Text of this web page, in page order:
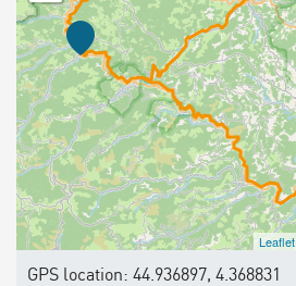
Leaflet
GPS location: 44.936897, 4.368831